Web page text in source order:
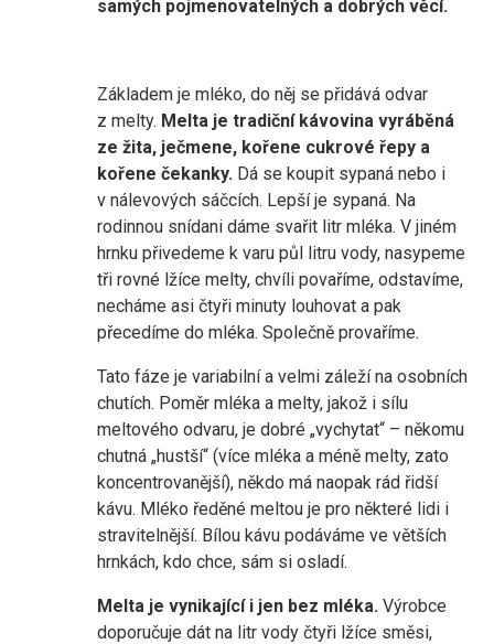
samých pojmenovatelných a dobrých věcí.
Základem je mléko, do něj se přidává odvar
z melty. Melta je tradiční kávovina vyráběná
ze žita, ječmene, kořene cukrové řepy a
kořene čekanky. Dá se koupit sypaná nebo i
v nálevových sáčcích. Lepší je sypaná. Na
rodinnou snídani dáme svařit litr mléka. V jiném
hrnku přivedeme k varu půl litru vody, nasypeme
tři rovné lžíce melty, chvíli povaříme, odstavíme,
necháme asi čtyři minuty louhovat a pak
přecedíme do mléka. Společně provaříme.
Tato fáze je variabilní a velmi záleží na osobních
chutích. Poměr mléka a melty, jakož i sílu
meltového odvaru, je dobré „vychytat“ – někomu
chutná „hustší“ (více mléka a méně melty, zato
koncentrovanější), někdo má naopak rád řidší
kávu. Mléko ředěné meltou je pro některé lidi i
stravitelnější. Bílou kávu podáváme ve větších
hrnkách, kdo chce, sám si osladí.
Melta je vynikající i jen bez mléka. Výrobce
doporučuje dát na litr vody čtyři lžíce směsi,